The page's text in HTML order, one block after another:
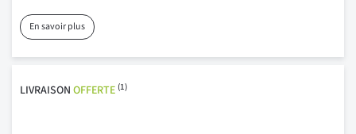
En savoir plus
LIVRAISON OFFERTE (1)